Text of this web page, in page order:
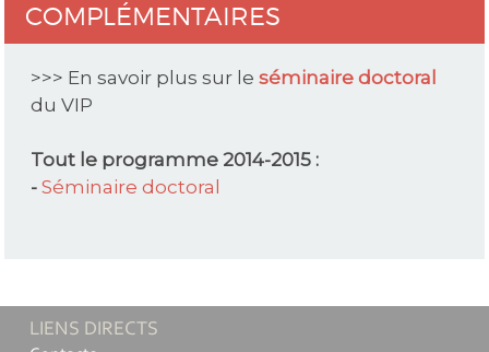
COMPLÉMENTAIRES
>>> En savoir plus sur leséminaire doctoral
du VIP
Tout le programme 2014-2015 :
-Séminaire doctoral
LIENS DIRECTS